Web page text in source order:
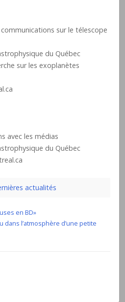
sur le télescope
du Québec
sur les exoplanètes
avec les médias
du Québec
actualités
en BD»
dans l’atmosphère d’une petite